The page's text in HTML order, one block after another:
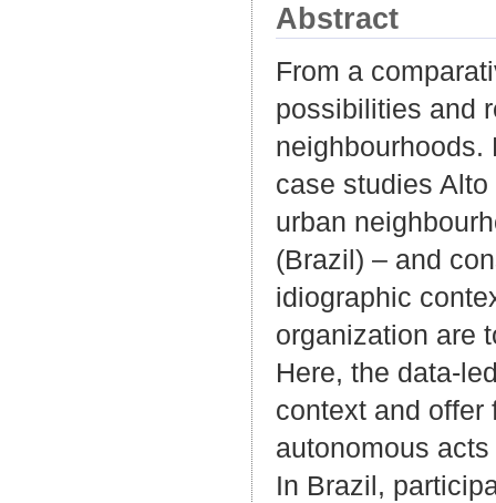
Abstract
From a
possibilities and
neighbourhoods.
case studies
urban
(Brazil) – and
idiographic
organization are
Here, the data-
context and offer
autonomous
In Brazil,